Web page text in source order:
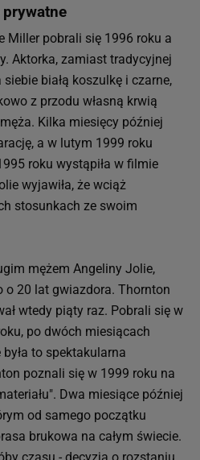
Miller pobrali się 1996 roku a
Aktorka, zamiast tradycyjnej
siebie białą koszulkę i czarne,
z przodu własną krwią
Kilka miesięcy później
a w lutym 1999 roku
roku wystąpiła w filmie
wyjawiła, że wciąż
stosunkach ze swoim
mężem Angeliny Jolie,
o 20 lat gwiazdora. Thornton
wtedy piąty raz. Pobrali się w
po dwóch miesiącach
to spektakularna
poznali się w 1999 roku na
Dwa miesiące później
od samego początku
brukowa na całym świecie.